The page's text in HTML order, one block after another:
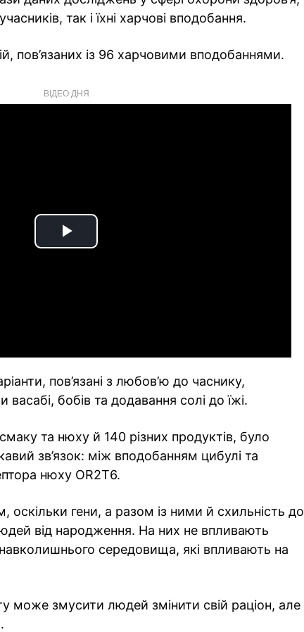
так і їхні харчові вподобання.
пов’язаних із 96 харчовими вподобаннями.
ВІДЕО ДНЯ
Play
пов’язані з любов’ю до часнику,
васабі, бобів та додавання солі до їжі.
та нюху й 140 різних продуктів, було
зв’язок: між вподобанням цибулі та
нюху OR2T6.
гени, а разом із ними й схильність до
від народження. На них не впливають
середовища, які впливають на
може змусити людей змінити свій раціон, але